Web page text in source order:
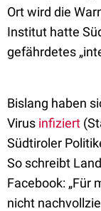
Ort wird die
Institut hatte
gefährdetes
Bislang haben
Virus infiziert
Südtiroler
So schreibt
Facebook: „Für
nicht